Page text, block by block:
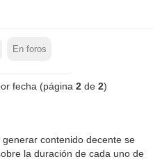
En foros
fecha (página 2de 2)
contenido decente se
la duración de cada uno de